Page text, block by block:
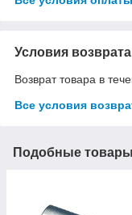
Условия возврата
Возврат товара в
Все условия
Подобные